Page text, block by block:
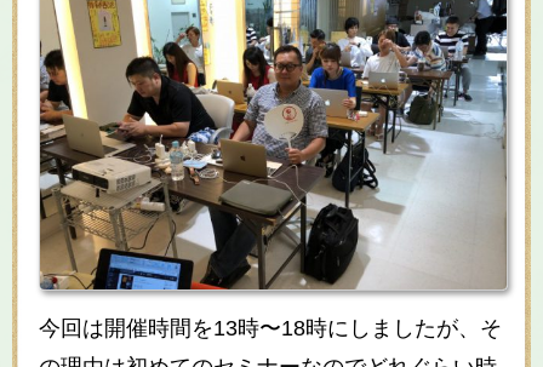
今回は開催時間を13時〜18時にしましたが、そ